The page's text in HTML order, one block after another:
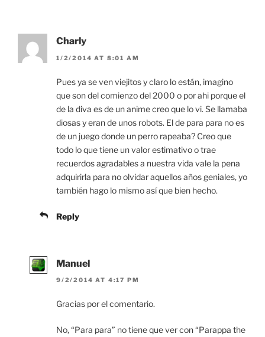
Charly
1/2/2014 AT 8:01 AM
Pues ya se ven viejitos y claro lo están, imagino
que son del comienzo del 2000 o por ahi porque el
de la diva es de un anime creo que lo vi. Se llamaba
diosas y eran de unos robots. El de para para no es
de un juego donde un perro rapeaba? Creo que
todo lo que tiene un valor estimativo o trae
recuerdos agradables a nuestra vida vale la pena
adquirirla para no olvidar aquellos años geniales, yo
también hago lo mismo así que bien hecho.
Reply
Manuel
9/2/2014 AT 4:17 PM
Gracias por el comentario.
No, “Para para” no tiene que ver con “Parappa the